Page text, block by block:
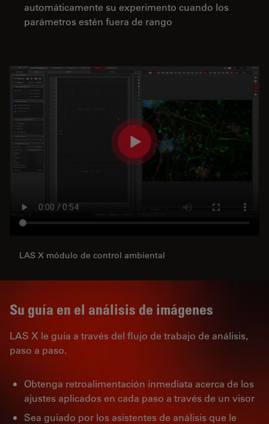
automáticamente su experimento cuando los
parámetros estén fuera de rango
LAS X módulo de control ambiental
Su guía en el análisis de imágenes
LAS X le guía a través del flujo de trabajo de análisis,
paso a paso.
Obtenga retroalimentación inmediata acerca de los
ajustes aplicados en cada paso a través de un visor
Sea guiado por los asistentes de análisis que le